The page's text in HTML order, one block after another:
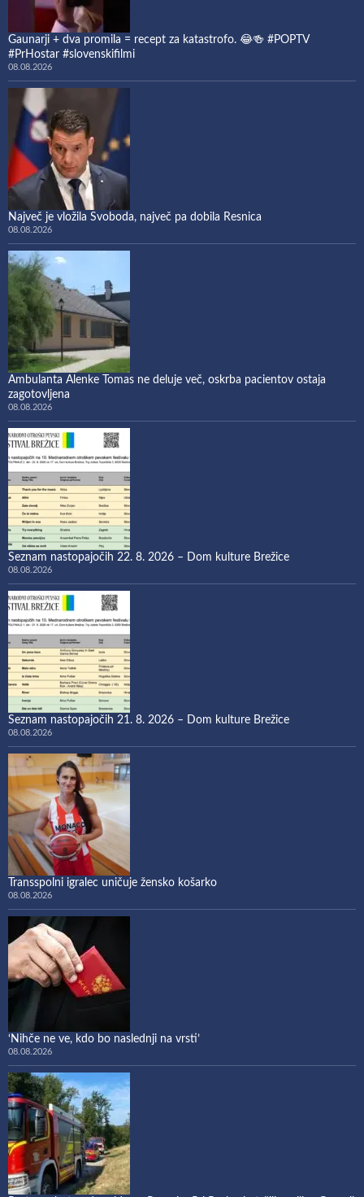
Gaunarji + dva promila = recept za katastrofo. 😂🍻 #POPTV
#PrHostar #slovenskifilmi
08.08.2026
Največ je vložila Svoboda, največ pa dobila Resnica
08.08.2026
Ambulanta Alenke Tomas ne deluje več, oskrba pacientov ostaja
zagotovljena
08.08.2026
Seznam nastopajočih 22. 8. 2026 – Dom kulture Brežice
08.08.2026
Seznam nastopajočih 21. 8. 2026 – Dom kulture Brežice
08.08.2026
Transspolni igralec uničuje žensko košarko
08.08.2026
‘Nihče ne ve, kdo bo naslednji na vrsti’
08.08.2026